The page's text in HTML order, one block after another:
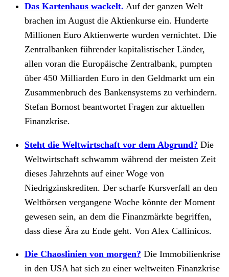
Das Kartenhaus wackelt. Auf der ganzen Welt
brachen im August die Aktienkurse ein. Hunderte
Millionen Euro Aktienwerte wurden vernichtet. Die
Zentralbanken führender kapitalistischer Länder,
allen voran die Europäische Zentralbank, pumpten
über 450 Milliarden Euro in den Geldmarkt um ein
Zusammenbruch des Bankensystems zu verhindern.
Stefan Bornost beantwortet Fragen zur aktuellen
Finanzkrise.
Steht die Weltwirtschaft vor dem Abgrund? Die
Weltwirtschaft schwamm während der meisten Zeit
dieses Jahrzehnts auf einer Woge von
Niedrigzinskrediten. Der scharfe Kursverfall an den
Weltbörsen vergangene Woche könnte der Moment
gewesen sein, an dem die Finanzmärkte begriffen,
dass diese Ära zu Ende geht. Von Alex Callinicos.
Die Chaoslinien von morgen? Die Immobilienkrise
in den USA hat sich zu einer weltweiten Finanzkrise